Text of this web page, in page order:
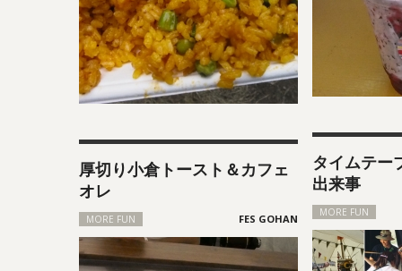
厚切り小倉トースト＆カフェ
オレ
MORE FUN
タイムテー
出来事
MORE FUN